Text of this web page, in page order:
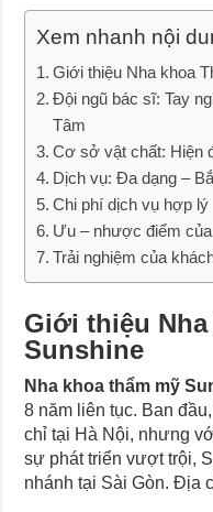
Xem nhanh nội
Giới thiệu Nha khoa
Đội ngũ bác sĩ: Tay
Tâm
Cơ sở vật chất: Hiện
Dịch vụ: Đa dạng –
Chi phí dịch vụ hợp lý
Ưu – nhược điểm
Trải nghiệm của
Giới thiệu
Sunshine
Nha khoa thẩm mỹ
8 năm liên tục. Ban
chỉ tại Hà Nội, nhưng
sự phát triển vượt trội,
nhánh tại Sài Gòn. Địa